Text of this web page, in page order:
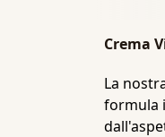
Crema
La
formula